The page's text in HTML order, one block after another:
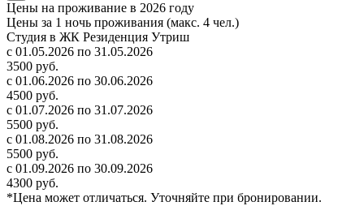
Цены на проживание в 2026 году
Цены за 1 ночь проживания (макс. 4 чел.)
Студия в ЖК Резиденция Утриш
с 01.05.2026 по 31.05.2026
3500 руб.
с 01.06.2026 по 30.06.2026
4500 руб.
с 01.07.2026 по 31.07.2026
5500 руб.
с 01.08.2026 по 31.08.2026
5500 руб.
с 01.09.2026 по 30.09.2026
4300 руб.
*Цена может отличаться. Уточняйте при бронировании.